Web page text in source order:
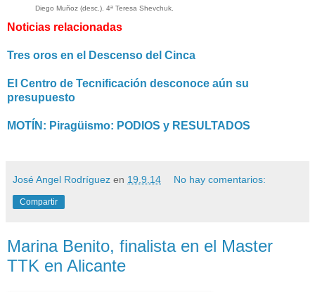
Diego Muñoz (desc.). 4ª Teresa Shevchuk.
Noticias relacionadas
Tres oros en el Descenso del Cinca
El Centro de Tecnificación desconoce aún su
presupuesto
MOTÍN: Piragüismo: PODIOS y RESULTADOS
José Angel Rodríguez en 19.9.14 No hay comentarios:
Compartir
Marina Benito, finalista en el Master
TTK en Alicante